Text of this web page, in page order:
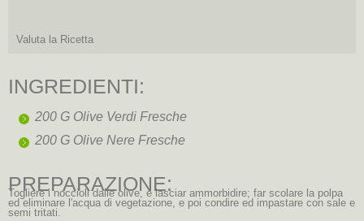
Valuta la Ricetta
INGREDIENTI:
200 G Olive Verdi Fresche
200 G Olive Nere Fresche
PREPARAZIONE:
Togliere i noccioli dalle olive, e lasciar ammorbidire; far scolare la polpa
ed eliminare l'acqua di vegetazione, e poi condire ed impastare con sale e
semi tritati.